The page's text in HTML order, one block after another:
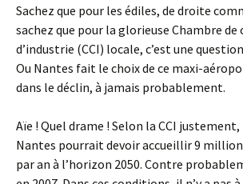
Sachez que pour les édiles, de droite
sachez que pour la glorieuse Chambre
d’industrie (CCI) locale, c’est une
Ou Nantes fait le choix de ce maxi-
dans le déclin, à jamais probablement.
Aïe ! Quel drame ! Selon la CCI
Nantes pourrait devoir accueillir 9
par an à l’horizon 2050. Contre